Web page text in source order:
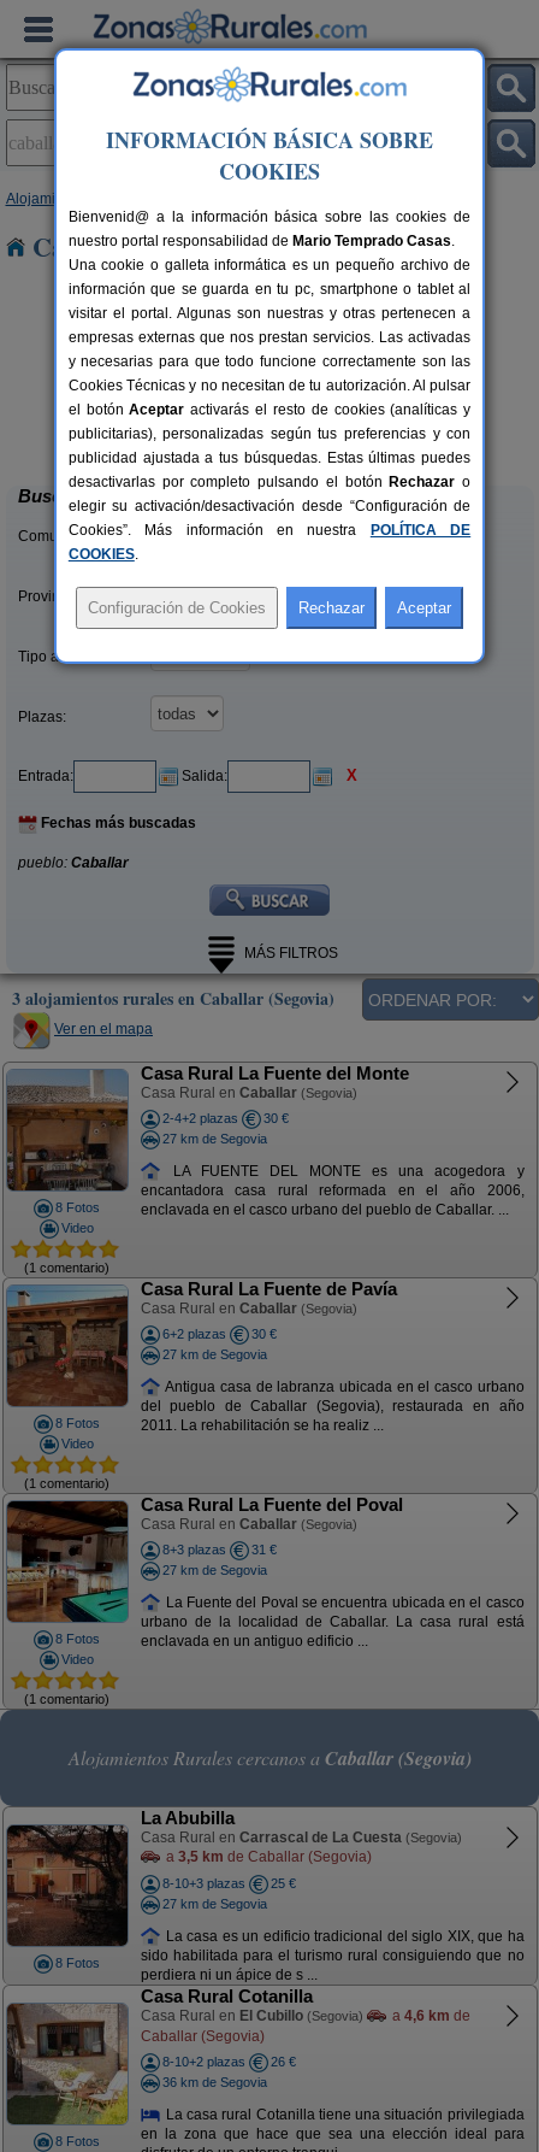
Alojamientos
Casas Rurales en Caballar
2-6 pers.
desde 26 €
Casa Rural Hoces del Duratón El
Villar
Villar de Sobrepeña (Segovia)
Buscar
Comunidades:
Provincias/Islas:
Tipo alquiler:
Plazas:
Entrada: Salida: X
Fechas más buscadas
pueblo: Caballar
MÁS FILTROS
3 alojamientos rurales en Caballar (Segovia)
Ver en el mapa
8 Fotos
Video
(1 comentario)
Casa Rural La Fuente del Monte
Casa Rural en Caballar (Segovia)
2-4+2 plazas
30 €
27 km de Segovia
LA FUENTE DEL MONTE es una acogedora y
encantadora casa rural reformada en el año 2006,
enclavada en el casco urbano del pueblo de Caballar. ...
8 Fotos
Video
(1 comentario)
Casa Rural La Fuente de Pavía
Casa Rural en Caballar (Segovia)
6+2 plazas
30 €
27 km de Segovia
Antigua casa de labranza ubicada en el casco urbano
del pueblo de Caballar (Segovia), restaurada en año
2011. La rehabilitación se ha realiz ...
8 Fotos
Video
(1 comentario)
Casa Rural La Fuente del Poval
Casa Rural en Caballar (Segovia)
8+3 plazas
31 €
27 km de Segovia
La Fuente del Poval se encuentra ubicada en el casco
urbano de la localidad de Caballar. La casa rural está
enclavada en un antiguo edificio ...
Alojamientos Rurales cercanos a Caballar (Segovia)
8 Fotos
La Abubilla
Casa Rural en Carrascal de La Cuesta (Segovia)
a 3,5 km de Caballar (Segovia)
8-10+3 plazas
25 €
27 km de Segovia
La casa es un edificio tradicional del siglo XIX, que ha
sido habilitada para el turismo rural consiguiendo que no
perdiera ni un ápice de s ...
8 Fotos
Casa Rural Cotanilla
Casa Rural en El Cubillo (Segovia) a 4,6 km de
Caballar (Segovia)
8-10+2 plazas
26 €
36 km de Segovia
La casa rural Cotanilla tiene una situación privilegiada
en la zona que hace que sea una elección ideal para
INFORMACIÓN BÁSICA SOBRE
COOKIES
Bienvenid@ a la información básica sobre las cookies de
nuestro portal responsabilidad de Mario Temprado Casas.
Una cookie o galleta informática es un pequeño archivo de
información que se guarda en tu pc, smartphone o tablet al
visitar el portal. Algunas son nuestras y otras pertenecen a
empresas externas que nos prestan servicios. Las activadas
y necesarias para que todo funcione correctamente son las
Cookies Técnicas y no necesitan de tu autorización. Al pulsar
el botónAceptar activarás el resto de cookies (analíticas y
publicitarias), personalizadas según tus preferencias y con
publicidad ajustada a tus búsquedas. Estas últimas puedes
desactivarlas por completo pulsando el botón Rechazar o
elegir su activación/desactivación desde “Configuración de
Cookies”. Más información en nuestra
POLÍTICA DE
COOKIES.